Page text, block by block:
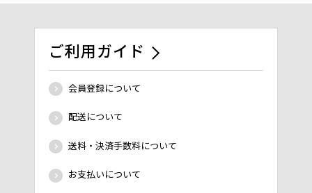
ご利用ガイド
会員登録について
配送について
送料・決済手数料について
お支払いについて